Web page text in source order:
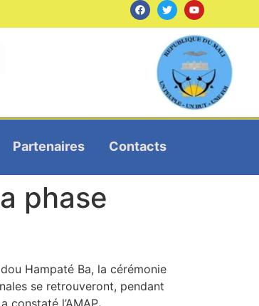
Partenaires Contacts
phase
Hampaté Ba, la cérémonie
se retrouveront, pendant
constaté l’AMAP.